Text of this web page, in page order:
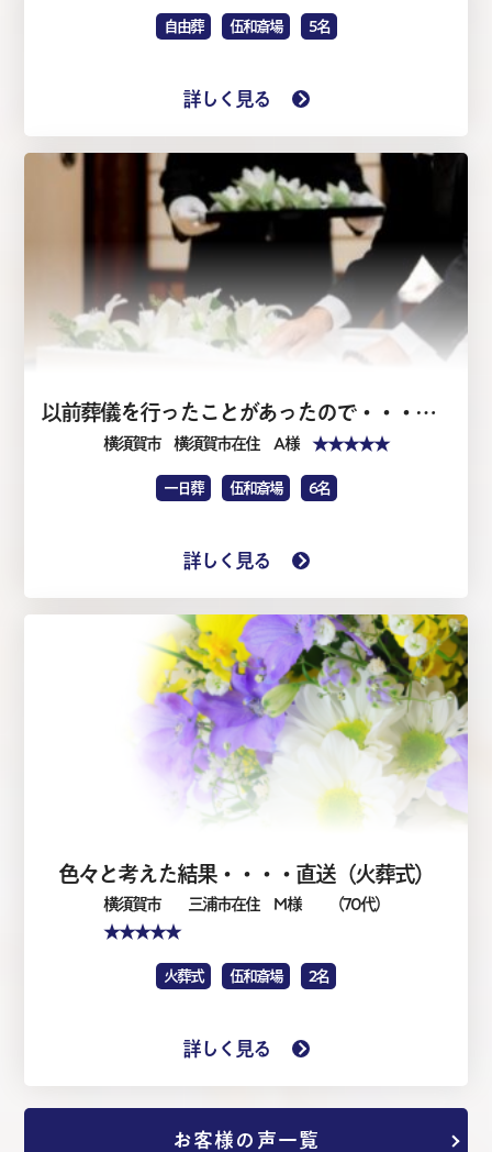
自由葬 伍和斎場 5名
詳しく見る
以前葬儀を行ったことがあったので・・・・家族葬1日（仏式）
横須賀市 横須賀市在住 A 様 ★★★★★
一日葬 伍和斎場 6名
詳しく見る
色々と考えた結果・・・・直送（火葬式）
横須賀市 三浦市在住 M 様 （70代）
★★★★★
火葬式 伍和斎場 2名
詳しく見る
お客様の声一覧